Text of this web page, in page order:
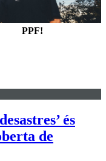
PPF!
és
de